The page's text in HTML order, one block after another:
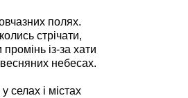
полях.
стрічати,
із-за хати
небесах.
селах і містах